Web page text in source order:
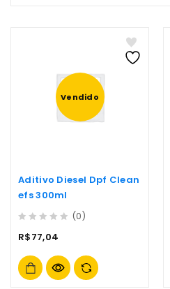
Vendido
Aditivo Diesel Dpf Clean
efs 300ml
out
5
(0)
R$77,04